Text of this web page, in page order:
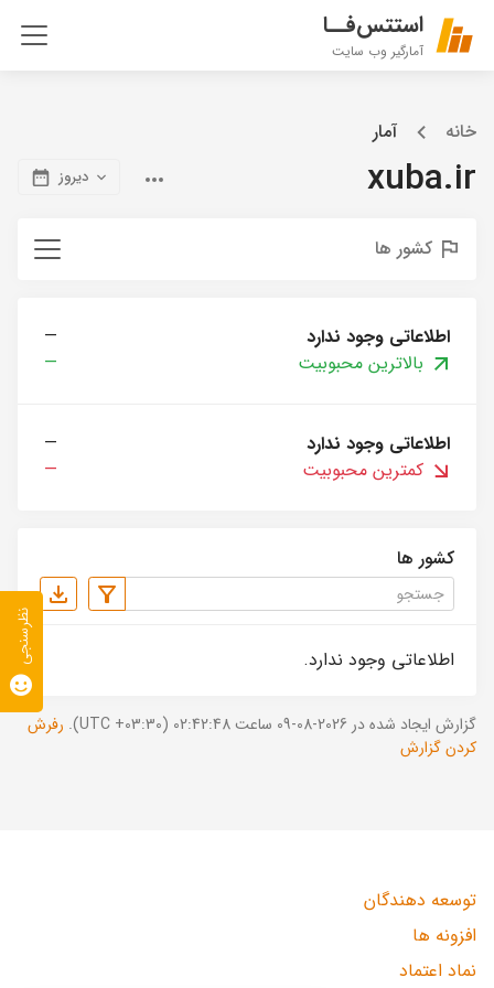
استتس‌فــا
آمارگیر وب سایت
خانه آمار
xuba.ir دیروز
کشور ها
اطلاعاتی وجود ندارد
—
بالاترین محبوبیت
—
اطلاعاتی وجود ندارد
—
کمترین محبوبیت
—
کشور ها
اطلاعاتی وجود ندارد.
گزارش ایجاد شده در 2026-08-09 ساعت 02:42:48 (UTC +03:30).
رفرش
کردن گزارش
توسعه دهندگان
افزونه ها
نماد اعتماد
نظرسنجی